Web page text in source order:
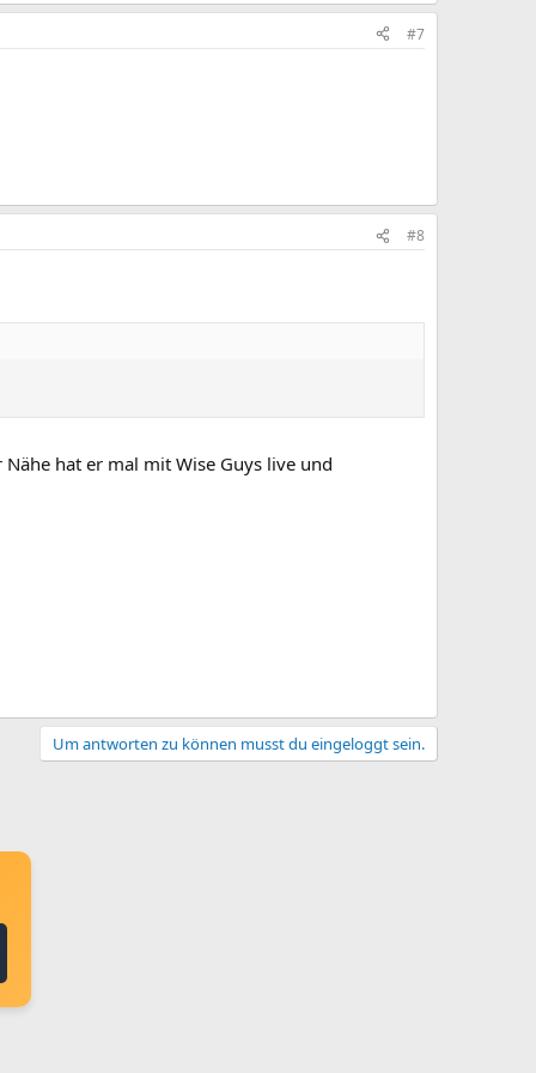
#7
#8
hat er mal mit Wise Guys live und
Um antworten zu können musst du eingeloggt sein.